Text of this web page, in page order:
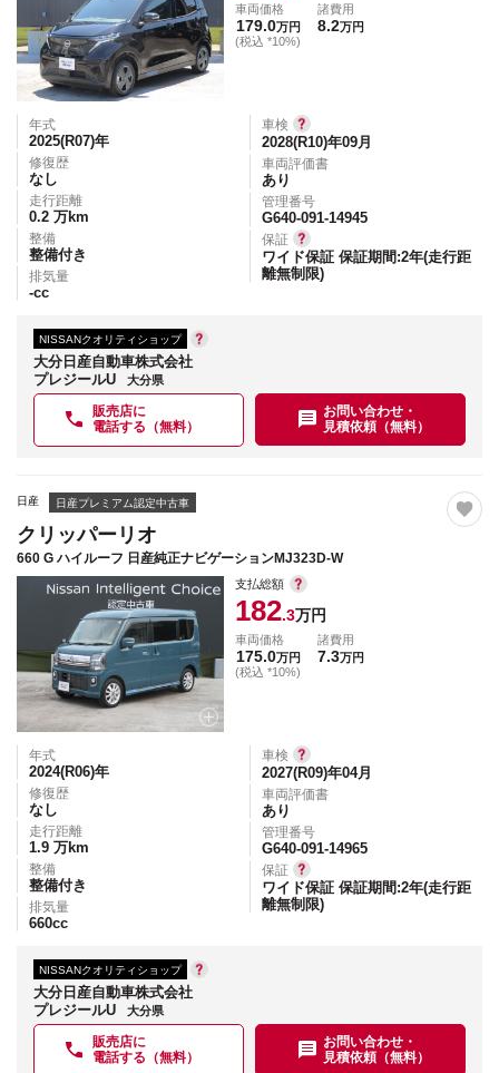
車両価格
179.0万円
(税込 *10%)
諸費用
8.2万円
年式
2025(R07)年
修復歴
なし
走行距離
0.2 万km
整備
整備付き
排気量
-cc
車検
2028(R10)年09月
車両評価書
あり
管理番号
G640-091-14945
保証
ワイド保証 保証期間:2年(走行距
離無制限)
NISSANクオリティショップ
大分日産自動車株式会社
プレジールU
大分県
販売店に
電話する（無料）
お問い合わせ・
見積依頼（無料）
日産 日産プレミアム認定中古車
クリッパーリオ
660 G ハイルーフ 日産純正ナビゲーションMJ323D-W
支払総額
182.3万円
車両価格
175.0万円
(税込 *10%)
諸費用
7.3万円
年式
2024(R06)年
修復歴
なし
走行距離
1.9 万km
整備
整備付き
排気量
660cc
車検
2027(R09)年04月
車両評価書
あり
管理番号
G640-091-14965
保証
ワイド保証 保証期間:2年(走行距
離無制限)
NISSANクオリティショップ
大分日産自動車株式会社
プレジールU
大分県
販売店に
電話する（無料）
お問い合わせ・
見積依頼（無料）